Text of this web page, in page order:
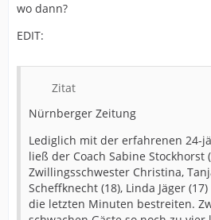
wo dann?
EDIT:
Zitat
Nürnberger Zeitung
Lediglich mit der erfahrenen 24-
ließ der Coach Sabine Stockhorst
Zwillingsschwester Christina,
Scheffknecht (18), Linda Jäger
die letzten Minuten bestreiten.